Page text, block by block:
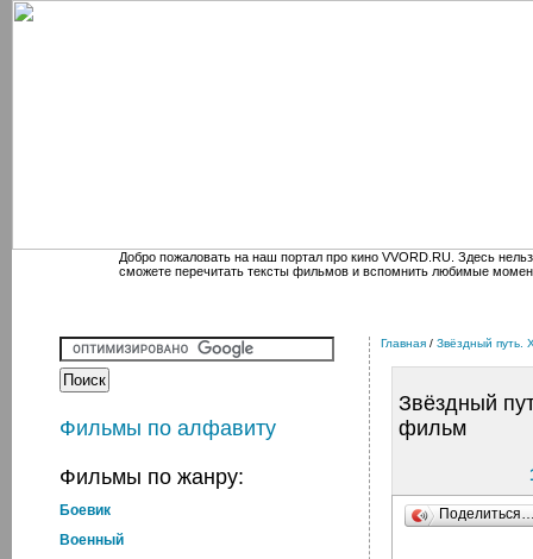
Добро пожаловать на наш портал про кино VVORD.RU. Здесь
сможете перечитать тексты фильмов и вспомнить любимые
Фильмы по алфавиту
Фильмы по жанру:
Боевик
Военный
Главная / Звёздный путь.
Звёздный
фильм